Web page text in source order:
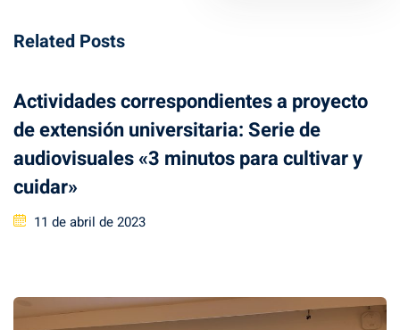
Related Posts
Actividades correspondientes a proyecto
de extensión universitaria: Serie de
audiovisuales «3 minutos para cultivar y
cuidar»
Posted
11 de abril de 2023